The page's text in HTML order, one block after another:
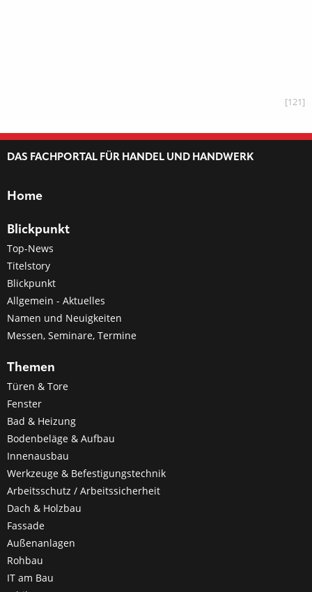
[121]
DAS FACHPORTAL FÜR HANDEL UND HANDWERK
Home
Blickpunkt
Top-News
Titelstory
Blickpunkt
Allgemein - Aktuelles
Namen und Neuigkeiten
Messen, Seminare, Termine
Themen
Türen & Tore
Fenster
Bad & Heizung
Bodenbeläge & Aufbau
Innenausbau
Werkzeuge & Befestigungstechnik
Arbeitsschutz / Arbeitssicherheit
Dach & Holzbau
Fassade
Außenanlagen
Rohbau
IT am Bau